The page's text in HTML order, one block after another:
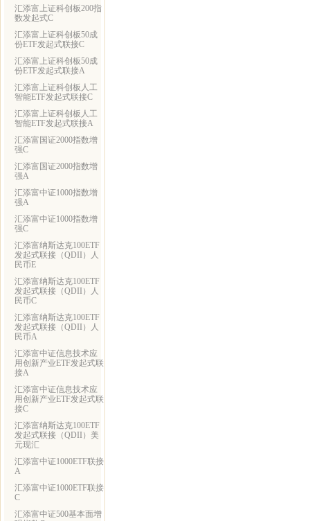
汇添富上证科创板200指
数发起式C
汇添富上证科创板50成
份ETF发起式联接C
汇添富上证科创板50成
份ETF发起式联接A
汇添富上证科创板人工
智能ETF发起式联接C
汇添富上证科创板人工
智能ETF发起式联接A
汇添富国证2000指数增
强C
汇添富国证2000指数增
强A
汇添富中证1000指数增
强A
汇添富中证1000指数增
强C
汇添富纳斯达克100ETF
发起式联接（QDII）人
民币E
汇添富纳斯达克100ETF
发起式联接（QDII）人
民币C
汇添富纳斯达克100ETF
发起式联接（QDII）人
民币A
汇添富中证信息技术应
用创新产业ETF发起式联
接A
汇添富中证信息技术应
用创新产业ETF发起式联
接C
汇添富纳斯达克100ETF
发起式联接（QDII）美
元现汇
汇添富中证1000ETF联接
A
汇添富中证1000ETF联接
C
汇添富中证500基本面增